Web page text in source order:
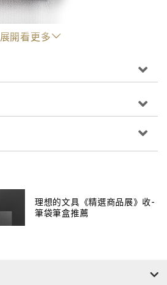
展開看更多
理想的文具《精選商品展》收-
筆袋筆盒推薦